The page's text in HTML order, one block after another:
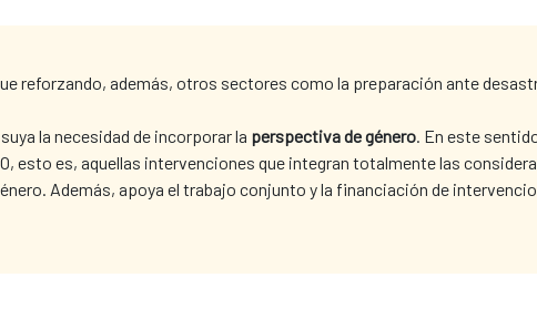
reforzando, además, otros sectores como la preparación ante
la necesidad de incorporar la perspectiva de género . En este
esto es, aquellas intervenciones que integran totalmente las
Además, apoya el trabajo conjunto y la financiación de